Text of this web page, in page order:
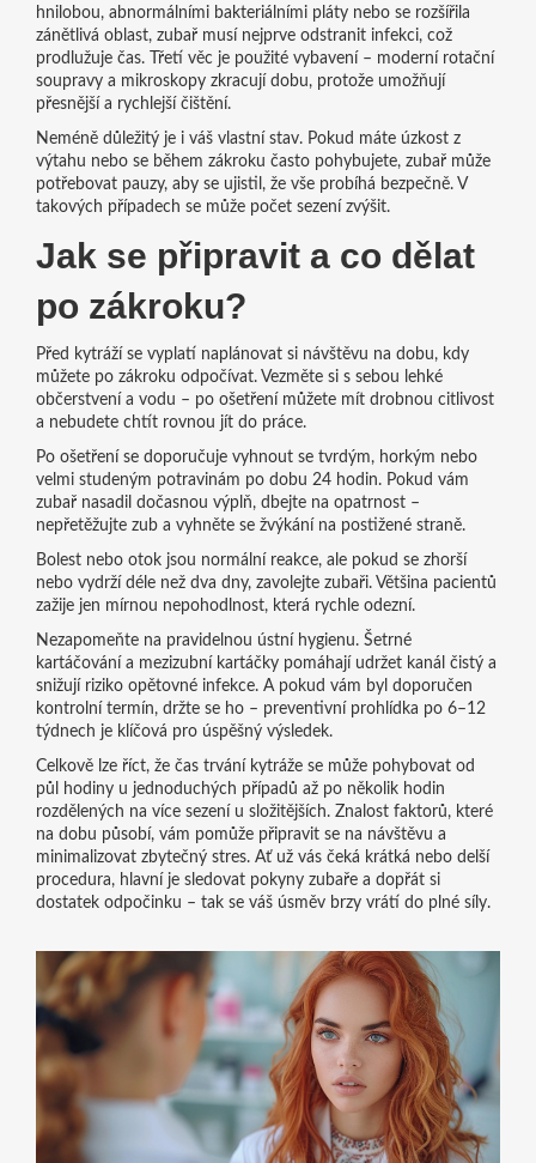
hnilobou, abnormálními bakteriálními pláty nebo se rozšířila
zánětlivá oblast, zubař musí nejprve odstranit infekci, což
prodlužuje čas. Třetí věc je použité vybavení – moderní rotační
soupravy a mikroskopy zkracují dobu, protože umožňují
přesnější a rychlejší čištění.
Neméně důležitý je i váš vlastní stav. Pokud máte úzkost z
výtahu nebo se během zákroku často pohybujete, zubař může
potřebovat pauzy, aby se ujistil, že vše probíhá bezpečně. V
takových případech se může počet sezení zvýšit.
Jak se připravit a co dělat
po zákroku?
Před kytráží se vyplatí naplánovat si návštěvu na dobu, kdy
můžete po zákroku odpočívat. Vezměte si s sebou lehké
občerstvení a vodu – po ošetření můžete mít drobnou citlivost
a nebudete chtít rovnou jít do práce.
Po ošetření se doporučuje vyhnout se tvrdým, horkým nebo
velmi studeným potravinám po dobu 24 hodin. Pokud vám
zubař nasadil dočasnou výplň, dbejte na opatrnost –
nepřetěžujte zub a vyhněte se žvýkání na postižené straně.
Bolest nebo otok jsou normální reakce, ale pokud se zhorší
nebo vydrží déle než dva dny, zavolejte zubaři. Většina pacientů
zažije jen mírnou nepohodlnost, která rychle odezní.
Nezapomeňte na pravidelnou ústní hygienu. Šetrné
kartáčování a mezizubní kartáčky pomáhají udržet kanál čistý a
snižují riziko opětovné infekce. A pokud vám byl doporučen
kontrolní termín, držte se ho – preventivní prohlídka po 6–12
týdnech je klíčová pro úspěšný výsledek.
Celkově lze říct, že čas trvání kytráže se může pohybovat od
půl hodiny u jednoduchých případů až po několik hodin
rozdělených na více sezení u složitějších. Znalost faktorů, které
na dobu působí, vám pomůže připravit se na návštěvu a
minimalizovat zbytečný stres. Ať už vás čeká krátká nebo delší
procedura, hlavní je sledovat pokyny zubaře a dopřát si
dostatek odpočinku – tak se váš úsměv brzy vrátí do plné síly.